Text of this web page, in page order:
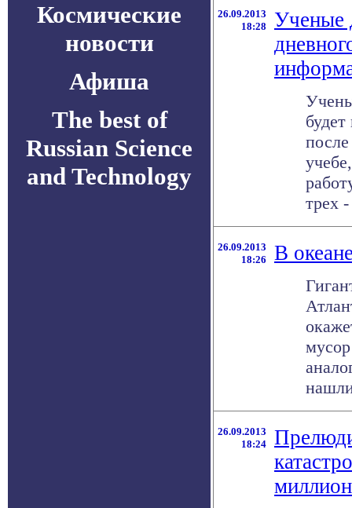
Космические
новости
Афиша
The best of
Russian Science
and Technology
26.09.2013
18:28
Ученые
трех
26.09.2013
18:26
В
26.09.2013
18:24